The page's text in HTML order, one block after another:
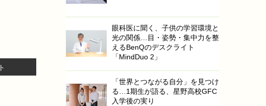
眼科医に聞く、子供の学習環境と
光の関係…目・姿勢・集中力を整
えるBenQのデスクライト
「MindDuo 2」
「世界とつながる自分」を見つけ
る…1期生が語る、星野高校GFC
入学後の実り